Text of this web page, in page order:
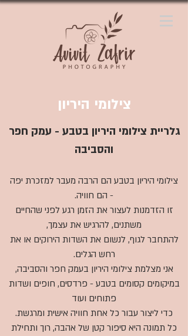
צילומי היריון
גלריית צילומי היריון בטבע - עמק חפר
והסביבה
צילומי היריון בטבע הם הרבה מעבר למזכרת יפה
- הם חוויה.
זו הזדמנות לעצור את הזמן רגע לפני שהחיים
משתנים, להרגיש את עצמך,
להתחבר לגוף, לנשום את השדות הירוקים או את
רחש הגלים.
אני מצלמת צילומי היריון בעמק חפר והסביבה,
במיקומים קסומים בטבע - פרדסים, חופים ושדות
פתוחים ועוד
כדי ליצור עבור כל אחת חוויה אישית ומרגשת.
כל תמונה היא סיפור קטן של אהבה, רוך ותחילת